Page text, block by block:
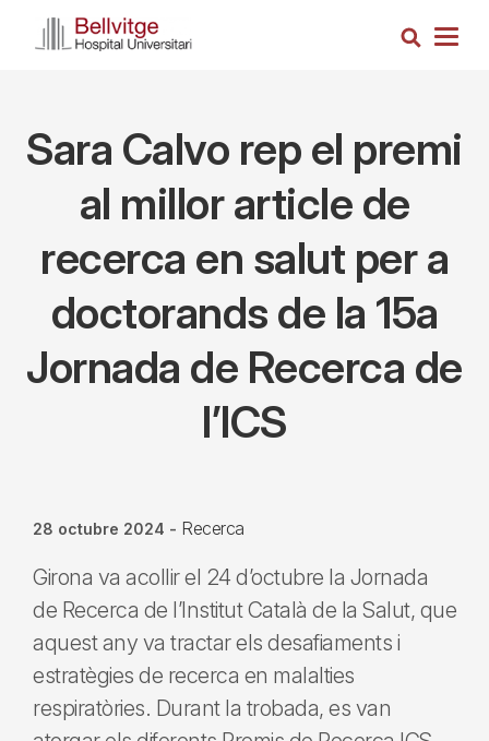
Cerca
Sara Calvo rep el premi
al millor article de
recerca en salut per a
doctorands de la 15a
Jornada de Recerca de
l’ICS
28 octubre 2024 - Recerca
Girona va acollir el 24 d’octubre la Jornada
de Recerca de l’Institut Català de la Salut, que
aquest any va tractar els desafiaments i
estratègies de recerca en malalties
respiratòries. Durant la trobada, es van